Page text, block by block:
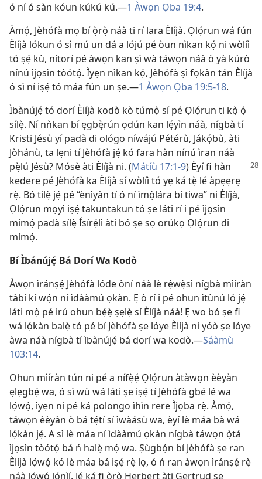
ó ní ó sàn kóun kúkú kú.—1 Àwọn Ọba 19:4.
Àmọ́, Jèhófà mọ bí ọ̀rọ̀ náà ti rí lara Èlíjà. Ọlọ́run wá fún
Èlíjà lókun ó sì mú un dá a lójú pé òun nìkan kọ́ ni wòlíì
tó ṣẹ́ kù, nítorí pé àwọn kan ṣì wà táwọn náà ò yà kúrò
nínú ìjọsìn tòótọ́. Ìyẹn nìkan kọ́, Jèhófà ṣì fọkàn tán Èlíjà
ó sì ní iṣẹ́ tó máa fún un ṣe.—1 Àwọn Ọba 19:5-18.
Ìbànújẹ́ tó dorí Èlíjà kodò kò túmọ̀ sí pé Ọlọ́run ti kọ̀ ọ́
sílẹ̀. Ní nǹkan bí ẹgbẹ̀rún ọdún kan lẹ́yìn náà, nígbà tí
Kristi Jésù yí padà di ológo níwájú Pétérù, Jákọ́bù, àti
Jòhánù, ta lẹni tí Jèhófà jẹ́ kó fara hàn nínú ìran náà
pẹ̀lú Jésù? Mósè àti Èlíjà ni. (Mátíù 17:1-9) Èyí fi hàn
kedere pé Jèhófà ka Èlíjà sí wòlíì tó yẹ ká tẹ̀ lé àpẹẹrẹ
rẹ̀. Bó tilẹ̀ jẹ́ pé “ènìyàn tí ó ní ìmọ̀lára bí tiwa” ni Èlíjà,
Ọlọ́run mọyì iṣẹ́ takuntakun tó ṣe láti rí i pé ìjọsìn
mímọ́ padà sílẹ̀ Ísírẹ́lì àti bó ṣe sọ orúkọ Ọlọ́run di
mímọ́.
Bí Ìbánújẹ́ Bá Dorí Wa Kodò
Àwọn ìránṣẹ́ Jèhófà lóde òní náà lè rẹ̀wẹ̀sì nígbà mìíràn
tàbí kí wọ́n ní ìdààmú ọkàn. Ẹ ò rí i pé ohun ìtùnú ló jẹ́
láti mọ̀ pé irú ohun bẹ́ẹ̀ ṣẹlẹ̀ sí Èlíjà náà! Ẹ wo bó ṣe fi
wá lọ́kàn balẹ̀ tó pé bí Jèhófà ṣe lóye Èlíjà ni yóò ṣe lóye
àwa náà nígbà tí ìbànújẹ́ bá dorí wa kodò.—Sáàmù
103:14.
Ohun mìíràn tún ni pé a nífẹ̀ẹ́ Ọlọ́run àtàwọn èèyàn
ẹlẹgbẹ́ wa, ó sì wù wá láti ṣe iṣẹ́ tí Jèhófà gbé lé wa
lọ́wọ́, ìyẹn ni pé ká polongo ìhìn rere Ìjọba rẹ̀. Àmọ́,
táwọn èèyàn ò bá tẹ́tí sí ìwàásù wa, èyí lè máa bà wá
lọ́kàn jẹ́. A sì lè máa ní ìdààmú ọkàn nígbà táwọn ọ̀tá
ìjọsìn tòótọ́ bá ń halẹ̀ mọ́ wa. Ṣùgbọ́n bí Jèhófà ṣe ran
Èlíjà lọ́wọ́ kó lè máa bá iṣẹ́ rẹ̀ lọ, ó ń ran àwọn ìránṣẹ́ rẹ̀
náà lọ́wọ́ lónìí. Jẹ́ ká fi ọ̀rọ̀ Herbert àti Gertrud ṣe